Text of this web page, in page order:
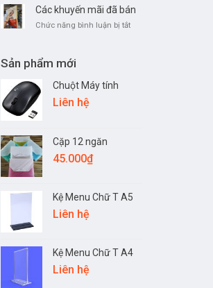
sách
lý
Các khuyến mãi đã bán
Chức năng bình luận bị tắtở
Sản phẩm mới
Chuột Máy tính
Liên hệ
Cặp 12 ngăn
45.000₫
Kệ Menu Chữ T A5
Liên hệ
Kệ Menu Chữ T A4
Liên hệ